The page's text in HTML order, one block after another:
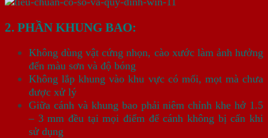
2. PHẦN KHUNG BAO:
Không dùng vật cứng nhọn, cào xước làm ảnh hưởng
đến màu sơn và độ bóng
Không lắp khung vào khu vực có mối, mọt mà chưa
được xử lý
Giữa cánh và khung bao phải niêm chỉnh khe hở 1.5
– 3 mm đều tại mọi điểm để cánh không bị cấn khi
sử dụng